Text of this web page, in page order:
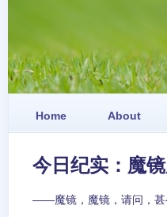
Home About
今日纪实：魔
——魔镜，魔镜，请问，甚